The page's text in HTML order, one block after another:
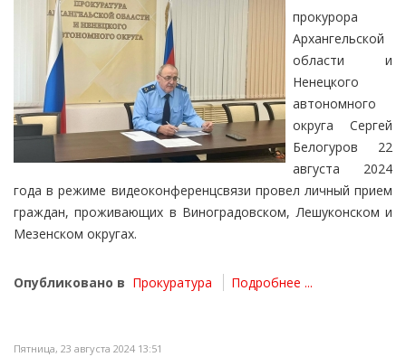
прокурора
Архангельской
области и
Ненецкого
автономного
округа Сергей
Белогуров 22
августа 2024
года в режиме видеоконференцсвязи провел личный прием
граждан, проживающих в Виноградовском, Лешуконском и
Мезенском округах.
Опубликовано в Прокуратура Подробнее ...
Пятница, 23 августа 2024 13:51